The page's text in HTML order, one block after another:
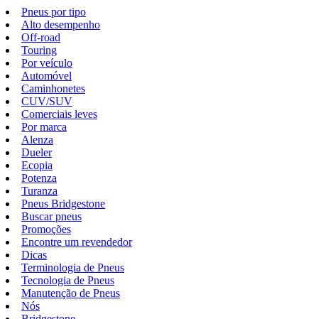
Pneus por tipo
Alto desempenho
Off-road
Touring
Por veículo
Automóvel
Caminhonetes
CUV/SUV
Comerciais leves
Por marca
Alenza
Dueler
Ecopia
Potenza
Turanza
Pneus Bridgestone
Buscar pneus
Promoções
Encontre um revendedor
Dicas
Terminologia de Pneus
Tecnologia de Pneus
Manutenção de Pneus
Nós